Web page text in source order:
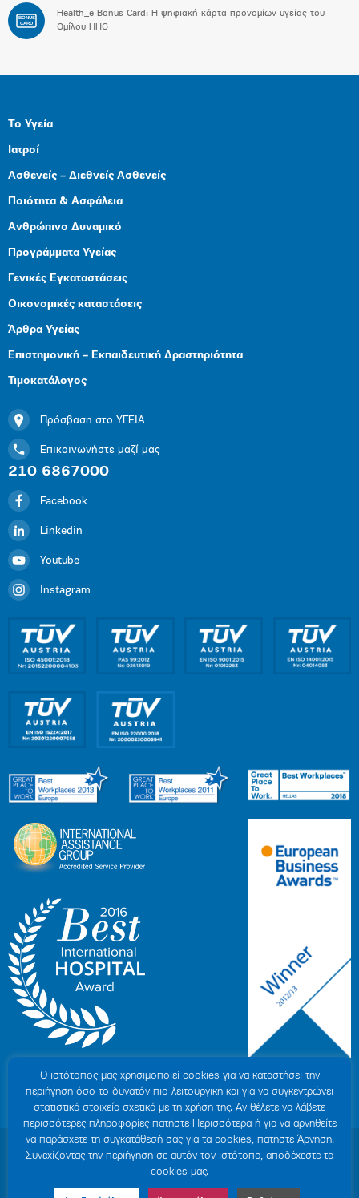
BONUS
CARD
Health_e Bonus Card: H ψηφιακή κάρτα προνομίων υγείας του
Ομίλου HHG
Το Υγεία
Ιατροί
Ασθενείς – Διεθνείς Ασθενείς
Ποιότητα & Ασφάλεια
Ανθρώπινο Δυναμικό
Προγράμματα Υγείας
Γενικές Εγκαταστάσεις
Οικονομικές καταστάσεις
Άρθρα Υγείας
Επιστημονική – Εκπαιδευτική Δραστηριότητα
Τιμοκατάλογος
Πρόσβαση στο ΥΓΕΙΑ
Επικοινωνήστε μαζί μας
210 6867000
Facebook
Linkedin
Youtube
Instagram
© 2007-2026 ΥΓΕΙΑ Μ.Α.Ε |
ΓΕΜΗ: 000279901000
Όροι Χρήσης
| Πολιτική Προστασίας Προσωπικών Δεδομένων
Δήλωση Απορρήτου
Ο ιστότοπoς μας χρησιμοποιεί cookies για να καταστήσει την
περιήγηση όσο το δυνατόν πιο λειτουργική και για να συγκεντρώνει
στατιστικά στοιχεία σχετικά με τη χρήση της. Αν θέλετε να λάβετε
περισσότερες πληροφορίες πατήστε Περισσότερα ή για να αρνηθείτε
να παράσχετε τη συγκατάθεσή σας για τα cookies, πατήστε Άρνηση.
Συνεχίζοντας την περιήγηση σε αυτόν τον ιστότοπο, αποδέχεστε τα
cookies μας.